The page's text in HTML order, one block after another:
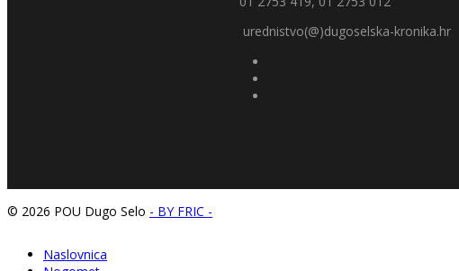
urednistvo(@)dugoselska-kronika.hr
© 2026 POU Dugo Selo - BY FRIC -
Naslovnica